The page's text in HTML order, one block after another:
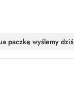
a paczkę wyślemy dziś